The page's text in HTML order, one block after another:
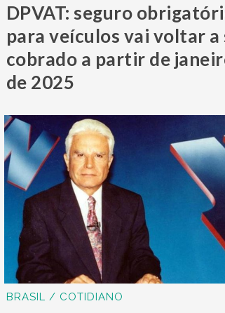
DPVAT: seguro
para veículos vai voltar a
cobrado a partir de
de 2025
BRASIL / COTIDIANO